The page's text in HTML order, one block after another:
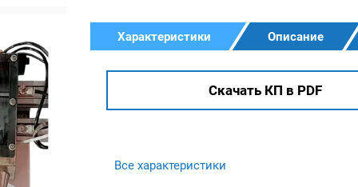
Характеристики Описание
Скачать КП в PDF
Все характеристики